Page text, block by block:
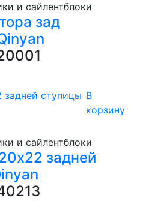
и сайлентблоки
зад
В
корзину
и сайлентблоки
задней